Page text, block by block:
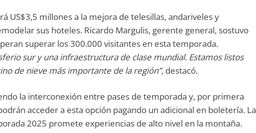
US$3,5 millones a la mejora de telesillas, andariveles y
sus hoteles. Ricardo Margulis, gerente general, sostuvo
superar los 300.000 visitantes en esta temporada.
sur y una infraestructura de clase mundial. Estamos listos
de nieve más importante de la región”, destacó.
la interconexión entre pases de temporada y, por primera
acceder a esta opción pagando un adicional en boletería. La
2025 promete experiencias de alto nivel en la montaña.